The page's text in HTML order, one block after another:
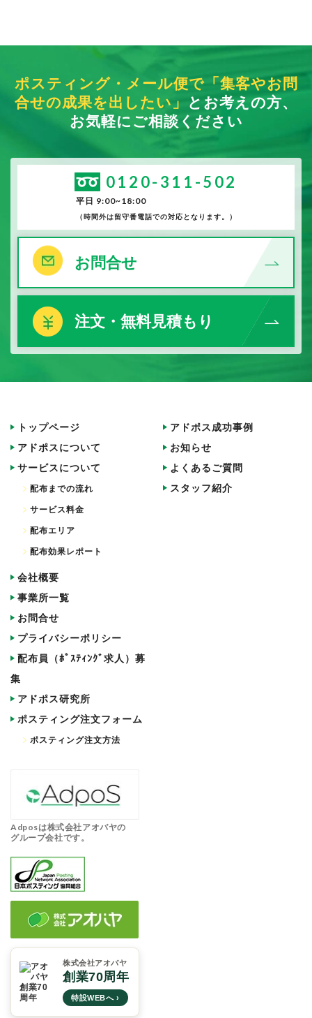
ポスティング・メール便で「集客やお問
合せの成果を出したい」 とお考えの方、
お気軽にご相談ください
0120-311-502
平日 9:00~18:00
（時間外は留守番電話での対応となります。）
お問合せ
注文・無料見積もり
トップページ
アドポスについて
サービスについて
配布までの流れ
サービス料金
配布エリア
配布効果レポート
アドポス成功事例
お知らせ
よくあるご質問
スタッフ紹介
会社概要
事業所一覧
お問合せ
プライバシーポリシー
配布員（ﾎﾟｽﾃｨﾝｸﾞ求人）募
集
アドポス研究所
ポスティング注文フォーム
ポスティング注文方法
Adposは株式会社アオバヤの
グループ会社です。
株式会社アオバヤ
創業70周年
特設WEBへ ›